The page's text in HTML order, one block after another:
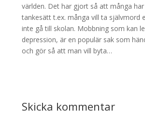
världen. Det har gjort så att många
tankesätt t.ex. många vill ta självmord
inte gå till skolan. Mobbning som kan
depression, är en populär sak som
och gör så att man vill byta…
Skicka kommentar